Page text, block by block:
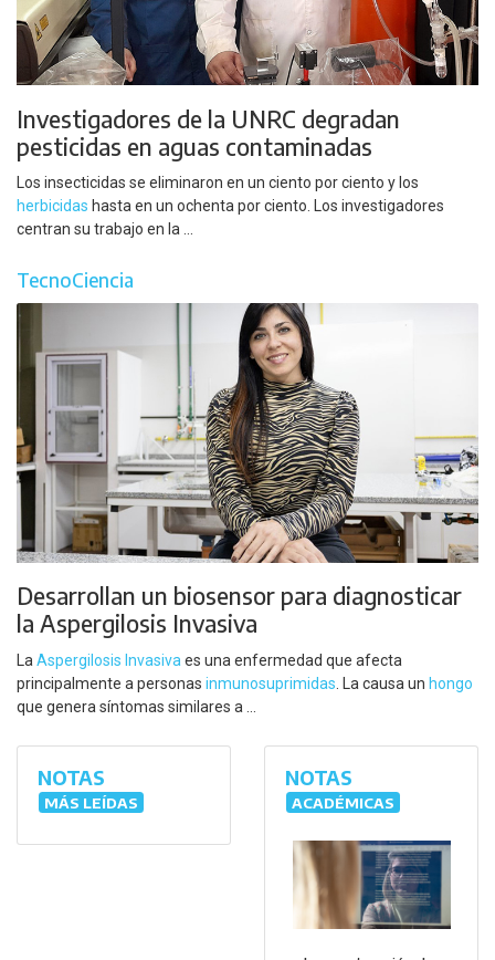
Investigadores de la UNRC degradan
pesticidas en aguas contaminadas
Los insecticidas se eliminaron en un ciento por ciento y los
herbicidas hasta en un ochenta por ciento. Los investigadores
centran su trabajo en la ...
TecnoCiencia
Desarrollan un biosensor para diagnosticar
la Aspergilosis Invasiva
La Aspergilosis Invasiva es una enfermedad que afecta
principalmente a personas inmunosuprimidas . La causa un hongo
que genera síntomas similares a ...
NOTAS
MÁS LEÍDAS
NOTAS
ACADÉMICAS